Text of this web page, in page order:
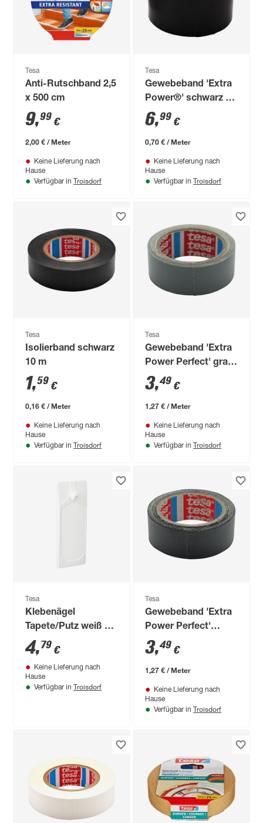
Tesa
Anti-Rutschband 2,5
x 500 cm
9,99 €
2,00 € / Meter
Keine Lieferung nach
Hause
Verfügbar in Troisdorf
Tesa
Gewebeband 'Extra
Power®' schwarz 10
m
6,99 €
0,70 € / Meter
Keine Lieferung nach
Hause
Verfügbar in Troisdorf
Tesa
Isolierband schwarz
10 m
1,59 €
0,16 € / Meter
Keine Lieferung nach
Hause
Verfügbar in Troisdorf
Tesa
Gewebeband 'Extra
Power Perfect' grau
2,75 m
3,49 €
1,27 € / Meter
Keine Lieferung nach
Hause
Verfügbar in Troisdorf
Tesa
Klebenägel
Tapete/Putz weiß 2
Stück 1 kg
4,79 €
Keine Lieferung nach
Hause
Verfügbar in Troisdorf
Tesa
Gewebeband 'Extra
Power Perfect'
schwarz 2,75 m
3,49 €
1,27 € / Meter
Keine Lieferung nach
Hause
Verfügbar in Troisdorf